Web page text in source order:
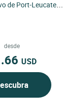
de Port-Leucate...
desde
USD